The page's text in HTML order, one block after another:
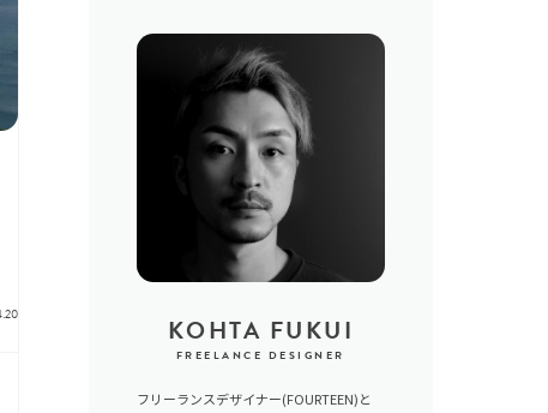
KOHTA FUKUI
FREELANCE DESIGNER
フリーランスデザイナー(FOURTEEN)と